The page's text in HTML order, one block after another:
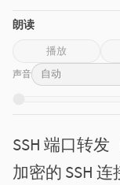
朗读
播放
声音
SSH 端口转发
加密的 SSH